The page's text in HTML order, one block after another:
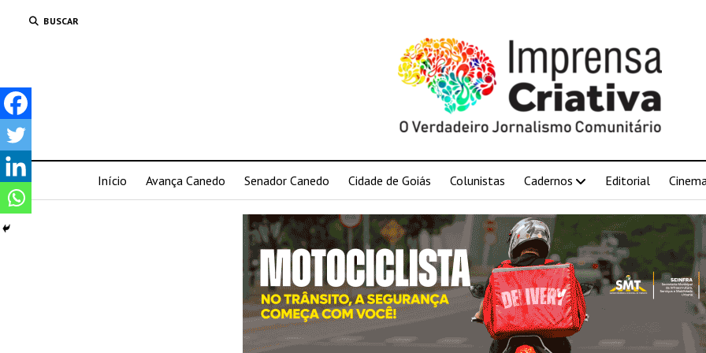
BUSCAR
Início Avança Canedo Senador Canedo Cidade de Goiás Colunistas Cadernos Editorial